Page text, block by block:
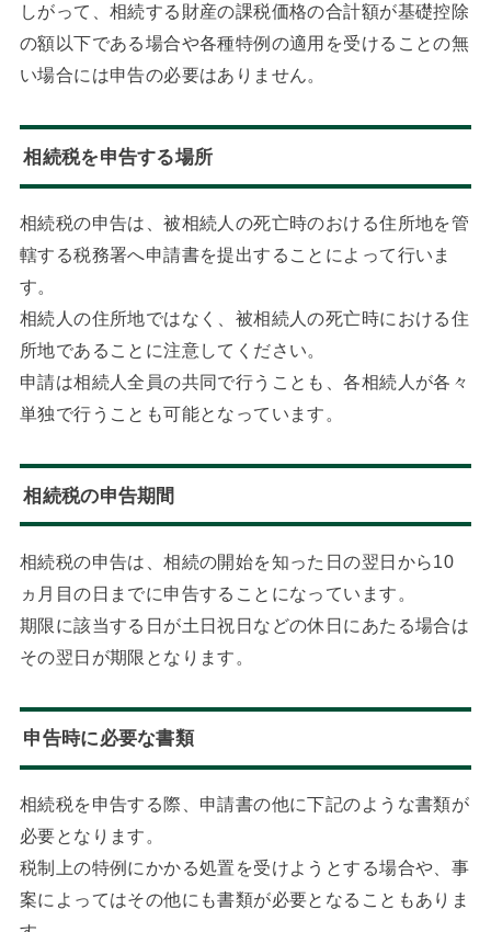
しがって、相続する財産の課税価格の合計額が基礎控除
の額以下である場合や各種特例の適用を受けることの無
い場合には申告の必要はありません。
相続税を申告する場所
相続税の申告は、被相続人の死亡時のおける住所地を管
轄する税務署へ申請書を提出することによって行いま
す。
相続人の住所地ではなく、被相続人の死亡時における住
所地であることに注意してください。
申請は相続人全員の共同で行うことも、各相続人が各々
単独で行うことも可能となっています。
相続税の申告期間
相続税の申告は、相続の開始を知った日の翌日から10
ヵ月目の日までに申告することになっています。
期限に該当する日が土日祝日などの休日にあたる場合は
その翌日が期限となります。
申告時に必要な書類
相続税を申告する際、申請書の他に下記のような書類が
必要となります。
税制上の特例にかかる処置を受けようとする場合や、事
案によってはその他にも書類が必要となることもありま